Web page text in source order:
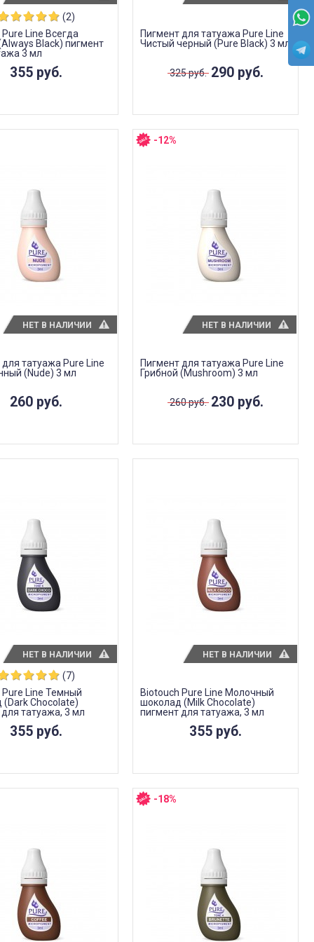
(2)
Line Всегда
Black) пигмент
3 мл
355 руб.
Пигмент для татуажа Pure Line
Чистый черный (Pure Black) 3 мл
325 руб. 290 руб.
для татуажа Pure Line
(Nude) 3 мл
260 руб.
НЕТ В НАЛИЧИИ
Пигмент для татуажа Pure Line
Грибной (Mushroom) 3 мл
260 руб. 230 руб.
НЕТ В НАЛИЧИИ
-12%
(7)
Pure Line Темный
Chocolate)
татуажа, 3 мл
355 руб.
НЕТ В НАЛИЧИИ
Biotouch Pure Line Молочный
шоколад (Milk Chocolate)
пигмент для татуажа, 3 мл
355 руб.
НЕТ В НАЛИЧИИ
-18%